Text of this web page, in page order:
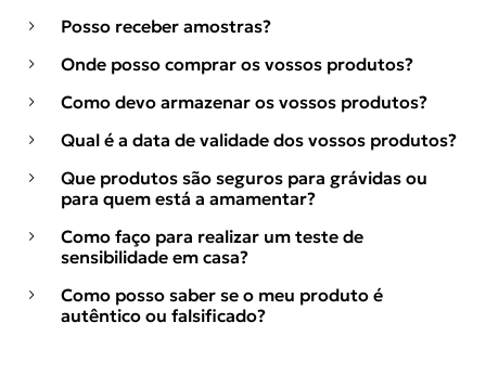
Posso receber amostras?
Onde posso comprar os vossos produtos?
Como devo armazenar os vossos produtos?
Qual é a data de validade dos vossos produtos?
Que produtos são seguros para grávidas ou
para quem está a amamentar?
Como faço para realizar um teste de
sensibilidade em casa?
Como posso saber se o meu produto é
autêntico ou falsificado?